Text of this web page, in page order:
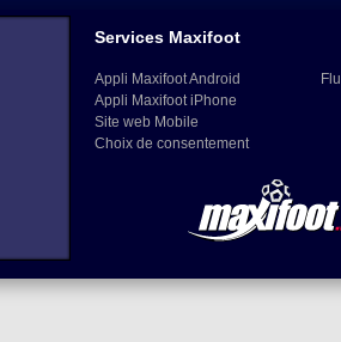
Services Maxifoot
Appli Maxifoot Android
Appli Maxifoot iPhone
Site web Mobile
Choix de consentement